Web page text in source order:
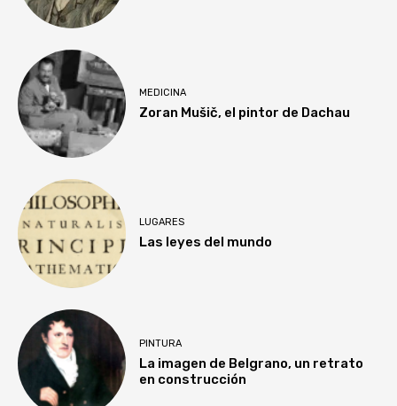
MEDICINA
Zoran Mušič, el pintor de Dachau
LUGARES
Las leyes del mundo
PINTURA
La imagen de Belgrano, un retrato
en construcción